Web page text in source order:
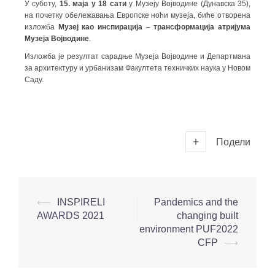
У суботу, 15. маја у 18 сатиу Музеју Војводине (Дунавска 35),
на почетку обележавања Европске ноћи музеја, биће отворена
изложба Музеј као инспирација – трансформација атријума
Музеја Војводине
Изложба је резултат сарадње Музеја Војводине и Департмана
за архитектуру и урбанизам Факултета техничких наука у Новом
Саду.
Подели
⟵
INSPIRELI
AWARDS 2021
Pandemics and the
changing built
environment PUF2022
CFP
⟶